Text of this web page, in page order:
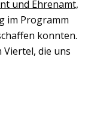
und Ehrenamt,
im Programm
konnten.
die uns